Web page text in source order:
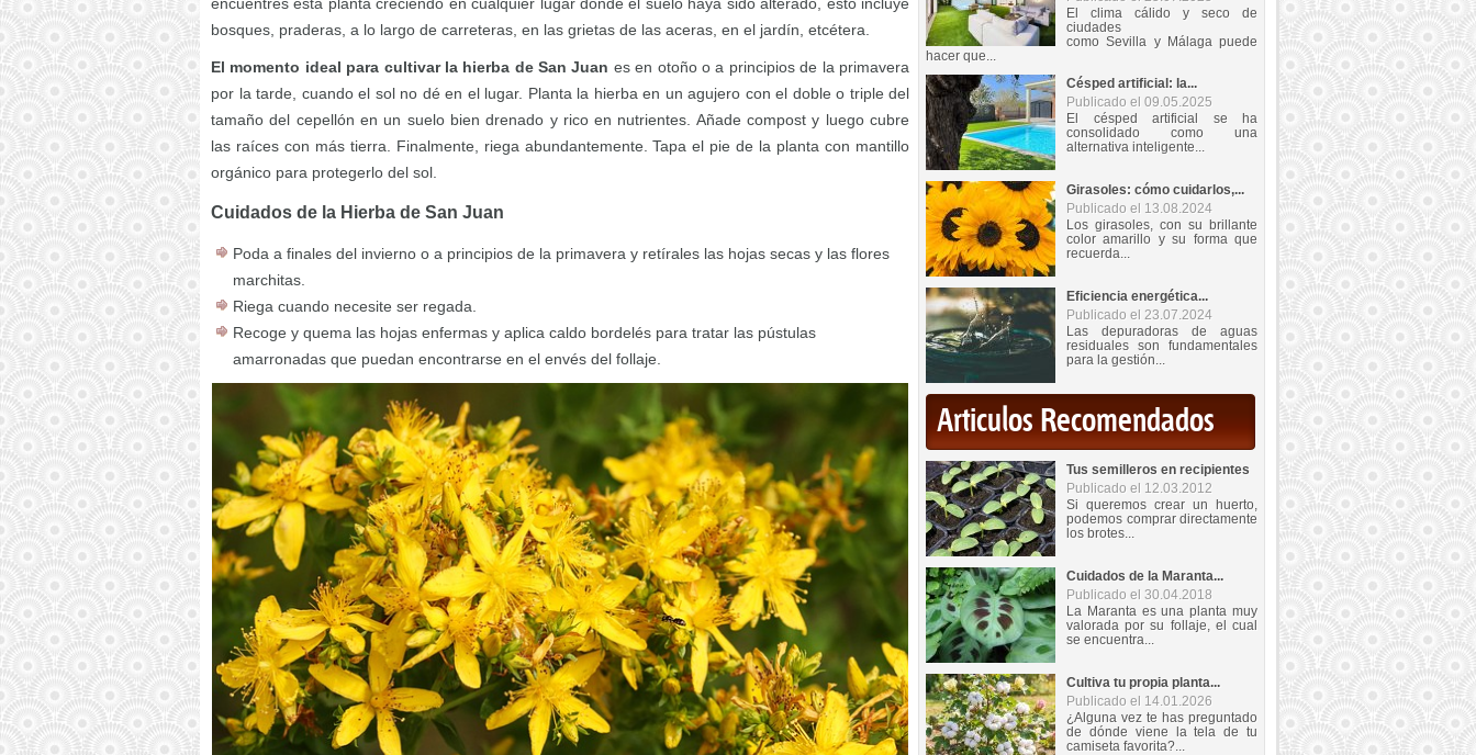
bosques, praderas, a lo largo de carreteras, en las grietas de las aceras, en el jardín, etcétera.
El momento ideal para cultivar la hierba de San Juan es en otoño o a principios de la primavera
por la tarde, cuando el sol no dé en el lugar. Planta la hierba en un agujero con el doble o triple del
tamaño del cepellón en un suelo bien drenado y rico en nutrientes. Añade compost y luego cubre
las raíces con más tierra. Finalmente, riega abundantemente. Tapa el pie de la planta con mantillo
orgánico para protegerlo del sol.
Cuidados de la Hierba de San Juan
Poda a finales del invierno o a principios de la primavera y retírales las hojas secas y las flores
marchitas.
Riega cuando necesite ser regada.
Recoge y quema las hojas enfermas y aplica caldo bordelés para tratar las pústulas
amarronadas que puedan encontrarse en el envés del follaje.
El clima cálido y seco de
ciudades
como Sevilla y Málaga puede
hacer que...
Césped artificial: la...
Publicado el 09.05.2025
El césped artificial se ha
consolidado como una
alternativa inteligente...
Girasoles: cómo cuidarlos,...
Publicado el 13.08.2024
Los girasoles, con su brillante
color amarillo y su forma que
recuerda...
Eficiencia energética...
Publicado el 23.07.2024
Las depuradoras de aguas
residuales son fundamentales
para la gestión...
Articulos Recomendados
Tus semilleros en recipientes
Publicado el 12.03.2012
Si queremos crear un huerto,
podemos comprar directamente
los brotes...
Cuidados de la Maranta...
Publicado el 30.04.2018
La Maranta es una planta muy
valorada por su follaje, el cual
se encuentra...
Cultiva tu propia planta...
Publicado el 14.01.2026
¿Alguna vez te has preguntado
de dónde viene la tela de tu
camiseta favorita?...